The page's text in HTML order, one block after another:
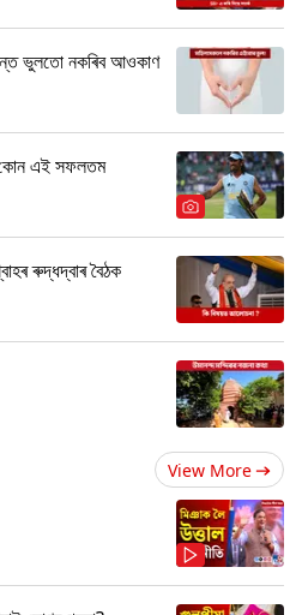
ভুলতো নকৰিব আওকাণ
কোন এই সফলতম
ৰুদ্ধদ্বাৰ বৈঠক
View More